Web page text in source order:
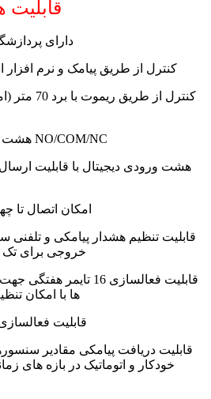
✅ دارای
✅ کنترل از طریق پیامک و نرم
✅ هشت خروجی رله 30 آمپری با NO/COM/NC
✅ امکان اتصال
خروجی برای تک
ها با امکان
✅ قابلیت فعالسازی 8 تایمر فلاشری